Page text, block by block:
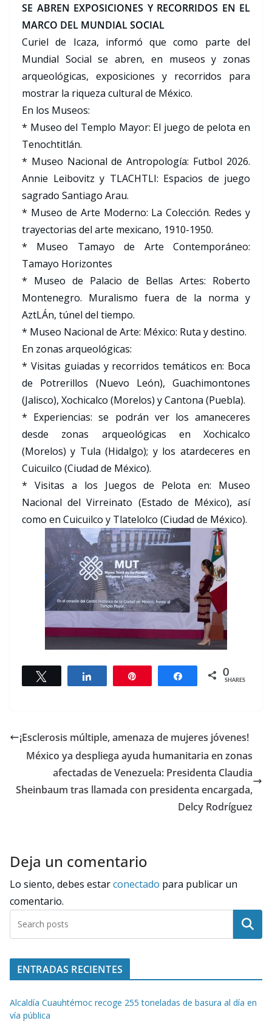
SE ABREN EXPOSICIONES Y RECORRIDOS EN EL
MARCO DEL MUNDIAL SOCIAL
Curiel de Icaza, informó que como parte del
Mundial Social se abren, en museos y zonas
arqueológicas, exposiciones y recorridos para
mostrar la riqueza cultural de México.
En los Museos:
* Museo del Templo Mayor: El juego de pelota en
Tenochtitlán.
* Museo Nacional de Antropología: Futbol 2026.
Annie Leibovitz y TLACHTLI: Espacios de juego
sagrado Santiago Arau.
* Museo de Arte Moderno: La Colección. Redes y
trayectorias del arte mexicano, 1910-1950.
* Museo Tamayo de Arte Contemporáneo:
Tamayo Horizontes
* Museo de Palacio de Bellas Artes: Roberto
Montenegro. Muralismo fuera de la norma y
AztLÁn, túnel del tiempo.
* Museo Nacional de Arte: México: Ruta y destino.
En zonas arqueológicas:
* Visitas guiadas y recorridos temáticos en: Boca
de Potrerillos (Nuevo León), Guachimontones
(Jalisco), Xochicalco (Morelos) y Cantona (Puebla).
* Experiencias: se podrán ver los amaneceres
desde zonas arqueológicas en Xochicalco
(Morelos) y Tula (Hidalgo); y los atardeceres en
Cuicuilco (Ciudad de México).
* Visitas a los Juegos de Pelota en: Museo
Nacional del Virreinato (Estado de México), así
como en Cuicuilco y Tlatelolco (Ciudad de México).
Share 0
SHARES
¡Esclerosis múltiple, amenaza de mujeres jóvenes!
México ya despliega ayuda humanitaria en zonas
afectadas de Venezuela: Presidenta Claudia
Sheinbaum tras llamada con presidenta encargada,
Delcy Rodríguez
Deja un comentario
Lo siento, debes estarconectado para publicar un
comentario.
Buscar
ENTRADAS RECIENTES
Alcaldía Cuauhtémoc recoge 255 toneladas de basura al día en
vía pública